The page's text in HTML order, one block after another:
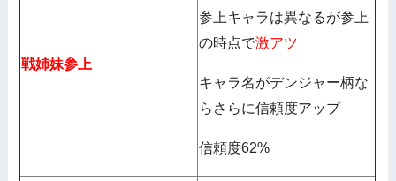
戦姉妹参上
参上キャラは異なるが参上
の時点で激アツ
キャラ名がデンジャー柄な
らさらに信頼度アップ
信頼度62%